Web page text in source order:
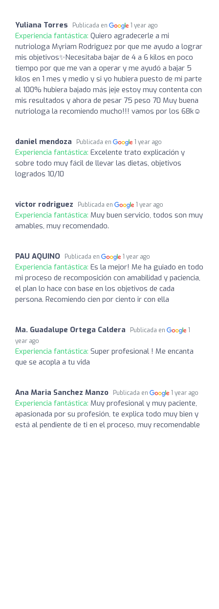
Yuliana Torres Publicada en 1 year ago
Experiencia fantástica: Quiero agradecerle a mi
nutriologa Myriam Rodriguez por que me ayudo a lograr
mis objetivos✨Necesitaba bajar de 4 a 6 kilos en poco
tiempo por que me van a operar y me ayudó a bajar 5
kilos en 1 mes y medio y si yo hubiera puesto de mi parte
al 100% hubiera bajado más jeje estoy muy contenta con
mis resultados y ahora de pesar 75 peso 70 Muy buena
nutriologa la recomiendo mucho!!! vamos por los 68k☺️
daniel mendoza Publicada en 1 year ago
Experiencia fantástica: Excelente trato explicación y
sobre todo muy fácil de llevar las dietas, objetivos
logrados 10/10
victor rodriguez Publicada en 1 year ago
Experiencia fantástica: Muy buen servicio, todos son muy
amables, muy recomendado.
PAU AQUINO Publicada en 1 year ago
Experiencia fantástica: Es la mejor! Me ha guiado en todo
mi proceso de recomposición con amabilidad y paciencia,
el plan lo hace con base en los objetivos de cada
persona. Recomiendo cien por ciento ir con ella
Ma. Guadalupe Ortega Caldera Publicada en
1
year ago
Experiencia fantástica: Super profesional ! Me encanta
que se acopla a tu vida
Ana Maria Sanchez Manzo Publicada en 1 year ago
Experiencia fantástica: Muy profesional y muy paciente,
apasionada por su profesión, te explica todo muy bien y
está al pendiente de ti en el proceso, muy recomendable